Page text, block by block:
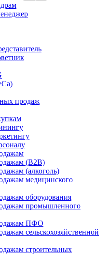
продаж
(B2B)
(алкоголь)
медицинского
оборудования
промышленного
ПФО
сельскохозяйственной
строительных